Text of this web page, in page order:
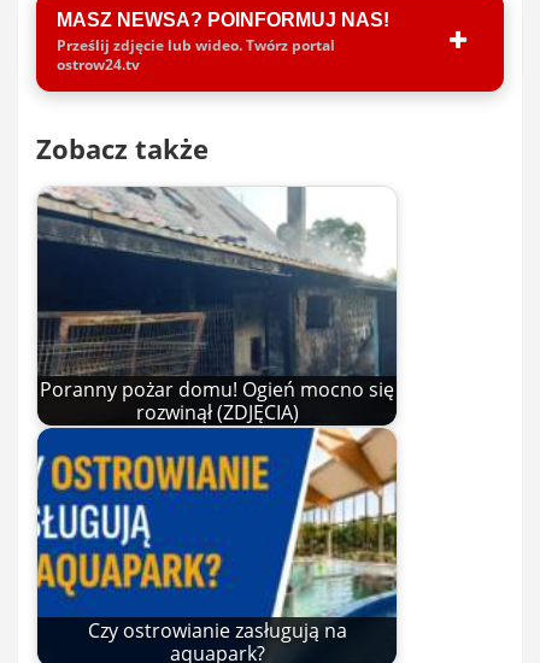
MASZ NEWSA? POINFORMUJ NAS!
Prześlij zdjęcie lub wideo. Twórz portal
ostrow24.tv
Zobacz także
Poranny pożar domu! Ogień mocno się
rozwinął (ZDJĘCIA)
Czy ostrowianie zasługują na
aquapark?